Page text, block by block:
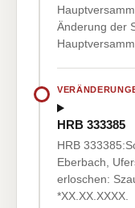
Änderung der
HRB 333385
HRB
Eberbach,
erloschen:
*XX.XX.XXXX.